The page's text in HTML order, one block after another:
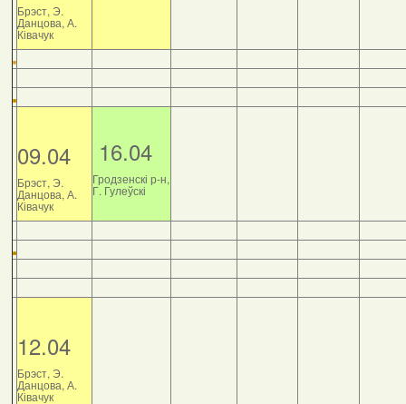
Брэст, Э.
Данцова, А.
Ківачук
09.04
Брэст, Э.
Данцова, А.
Ківачук
16.04
Гродзенскі р-н,
Г. Гулеўскі
12.04
Брэст, Э.
Данцова, А.
Ківачук